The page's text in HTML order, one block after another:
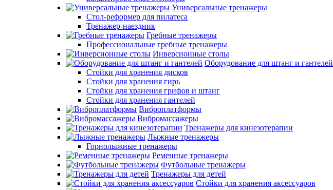
Универсальные тренажеры
Стол-реформер для пилатеса
Тренажер-наездник
Гребные тренажеры
Профессиональные гребные тренажеры
Инверсионные столы
Оборудование для штанг и гантелей
Стойки для хранения дисков
Стойки для хранения гирь
Стойки для хранения грифов и штанг
Стойки для хранения гантелей
Виброплатформы
Вибромассажеры
Тренажеры для кинезотерапии
Лыжные тренажеры
Горнолыжные тренажеры
Ременные тренажеры
Футбольные тренажеры
Тренажеры для детей
Стойки для хранения аксессуаров